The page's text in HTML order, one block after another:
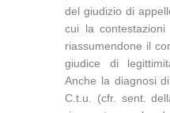
del giudizio di
cui la
riassumendone il
giudice di
Anche la diagnosi
C.t.u. (cfr. sent.